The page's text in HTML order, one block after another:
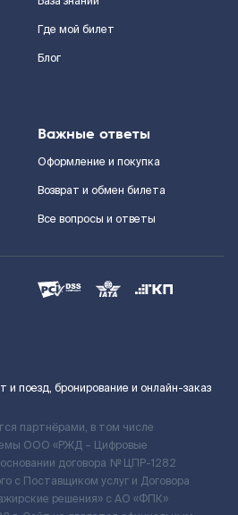
Где мой билет
Блог
Важные ответы
Оформление и покупка
Возврат и обмен билета
Все вопросы и ответы
поезд, бронирование и онлайн-заказ
партнёрами, в том числе
ООО «РЖД – Цифровые
договора № ЦПР-1282
с Поставщиком услуг и Договора
решения» c АО «ФПК»